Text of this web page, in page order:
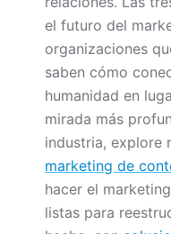
el futuro del
organizaciones
saben cómo
humanidad en
mirada más
industria, explore
marketing de
hacer el
listas para